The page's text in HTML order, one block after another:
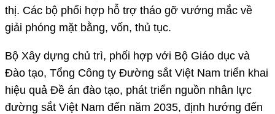
thị. Các bộ phối hợp hỗ trợ tháo gỡ vướng mắc về
giải phóng mặt bằng, vốn, thủ tục.
Bộ Xây dựng chủ trì, phối hợp với Bộ Giáo dục và
Đào tạo, Tổng Công ty Đường sắt Việt Nam triển khai
hiệu quả Đề án đào tạo, phát triển nguồn nhân lực
đường sắt Việt Nam đến năm 2035, định hướng đến